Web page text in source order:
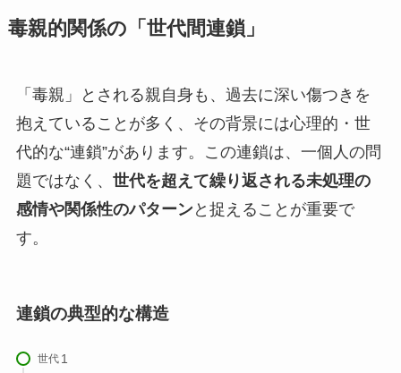
毒親的関係の「世代間連鎖」
「毒親」とされる親自身も、過去に深い傷つきを
抱えていることが多く、その背景には心理的・世
代的な“連鎖”があります。この連鎖は、一個人の問
題ではなく、 世代を超えて繰り返される未処理の
感情や関係性のパターンと捉えることが重要で
す。
連鎖の典型的な構造
世代